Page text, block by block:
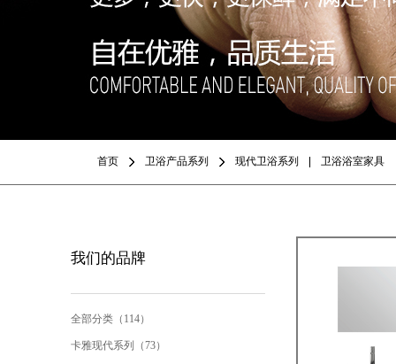
首页 卫浴产品系列 现代卫浴系列 卫浴浴室家具
我们的品牌
全部分类（114）
卡雅现代系列（73）